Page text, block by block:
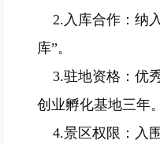
2.入库合作：纳
库”。
3.驻地资格：优
创业孵化基地三年。
4.景区权限：入